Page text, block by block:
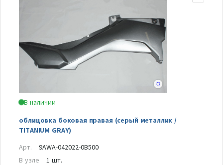
В наличии
облицовка боковая правая (серый металлик /
TITANIUM GRAY)
Арт.
9AWA-042022-0B500
В узле
1 шт.